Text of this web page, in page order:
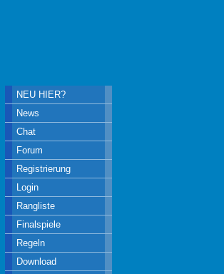
NEU HIER?
News
Chat
Forum
Registrierung
Login
Rangliste
Finalspiele
Regeln
Download